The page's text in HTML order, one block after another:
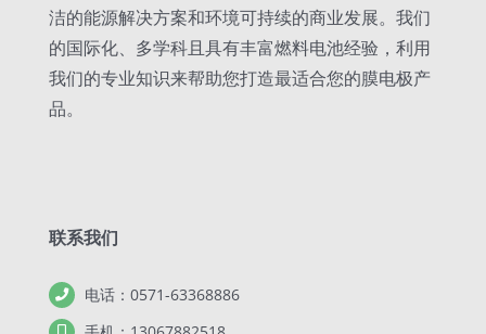
洁的能源解决方案和环境可持续的商业发展。我们
的国际化、多学科且具有丰富燃料电池经验，利用
我们的专业知识来帮助您打造最适合您的膜电极产
品。
联系我们
电话：0571-63368886